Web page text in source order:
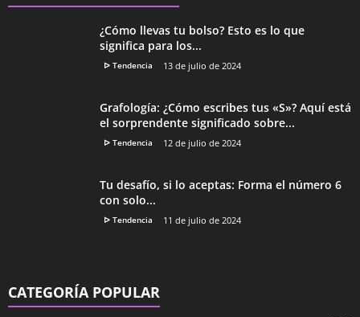
¿Cómo llevas tu bolso? Esto es lo que
significa para los...
ᐅ Tendencia 13 de julio de 2024
Grafología: ¿Cómo escribes tus «S»? Aquí está
el sorprendente significado sobre...
ᐅ Tendencia 12 de julio de 2024
Tu desafío, si lo aceptas: Forma el número 6
con solo...
ᐅ Tendencia 11 de julio de 2024
CATEGORÍA POPULAR